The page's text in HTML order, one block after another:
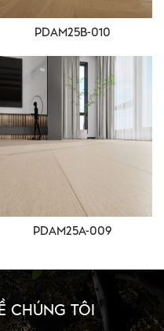
PDAM25B-010
PDAM25A-009
CHÚNG TÔI